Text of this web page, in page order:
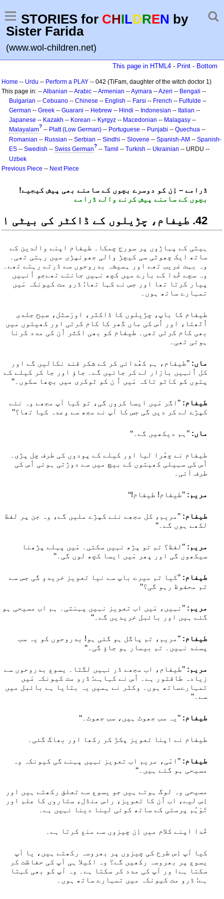
STORIES for CHILDREN by
Sister Farida
(www.wol-children.net)
This page in HTML4 - Print - Bottom
Home -- Urdu -- Perform a PLAY -- 042 (TiFam, daughter of the witch doctor 1)
This page in: --Albanian --Arabic --Armenian --Aymara --Azeri -- Bengali --
Bulgarian -- Cebuano -- Chinese -- English -- Farsi -- French -- Fulfulde --
German -- Greek -- Guarani -- Hebrew -- Hindi -- Indonesian -- Italian --
Japanese -- Kazakh -- Korean -- Kyrgyz -- Macedonian -- Malagasy --
Malayalam? -- Platt (Low German) -- Portuguese -- Punjabi -- Quechua --
Romanian -- Russian -- Serbian -- Sindhi -- Slovene -- Spanish-AM -- Spanish-
ES -- Swedish -- Swiss German? -- Tamil -- Turkish -- Ukrainian -- URDU --
Uzbek
Previous Piece -- Next Piece
!ڈرامے – اِن کو دوسرے بچوں کے سامنے بھی پیش کیجیے
بچوں کے سامنے پیش کرنے والے ڈرامے
24. طیفام، چڑیلوں کے ڈاکٹر کی بیٹی ۱
ہیٹی کے پہاڑوں پر سورج چمکا۔ طیفام اپنے والدین کے
ساتھ ایک چھوٹی سی کیچڑ والی جھونپڑی میں رہتی تھی۔
وہ بہت غریب تھے اور ہمیشہ بدروحوں سے ڈرتے رہتے تھے۔
وہ سچے خُدا کے بارے میں کچھ نہیں جانتے تھےجو اُنہیں
پیار کرتا تھا اور جس نے کہا تھا: ڈرو مت کیونکہ مَیں
تمہارے ساتھ ہوں۔
طیفام کا باپ، چڑیلوں کا ڈاکٹر، اورَسٹل، صبح جلدی
اُٹھتا، اور اُس کی ماں گھر کا کام کرتی اور کھیتوں میں
بھی کام کرتی تھی۔ طیفام کو بھی اکثر اُن کی مدد کرنا
ہوتی تھی۔
ماں: ’’طیفام، ہم کھُدائی کر کے شکر قند نکالیں گے اور
کل اُنہیں بازار لے کر جائیں گے۔ جاؤ اور جا کر کیلے کے
پتوں کو کاٹو تاکہ مَیں اُ ن کو ٹوکری میں بچھا سکوں۔‘‘
طیفام: ’’اگر مَیں ایسا کروں گی، تو کیا آپ مجھے وہ نئے
کپڑے لے کر دیں گی جس کا آپ نے مجھ سے وعدہ کیا تھا؟‘‘
ماں: ’’ہم دیکھیں گے۔‘‘
طیفام نے چھُرا لیا اور کیلے کے پودوں کی طرف چل پڑی۔
اُس کی سہیلی کھیتوں کے بیچ میں سے دوڑتی ہوئی اُس کی
طرف آئی۔
مریم: ’’طیفام! طیفام!‘‘
طیفام: ’’مریم، کل مجھے نئے کپڑے ملیں گے، وہ جن پر لفظ
لکھے ہوں گے۔‘‘
مریم: ’’لفظ؟ تم تو پڑھ نہیں سکتی۔ مَیں پہلے پڑھنا
سیکھوں گی اور پھر مَیں ایسا کچھ لوں گی۔‘‘
طیفام: ’’کیا تم میرے باپ سے نیا تعویز خریدو گی جس سے
تم محفوظ رہو گی؟‘‘
مریم: ’’نہیں، مَیں اب تعویز نہیں پہنتی۔ ہم اب مسیحی ہو
گئے ہیں اور بائبل خریدیں گے۔‘‘
طیفام: ’’مریم، تم پاگل ہو گئی ہو! بدروحوں کو یہ سب
پسند نہیں۔ تم بیمار ہو جاؤ گی۔‘‘
مریم: ’’طیفام، اب مجھے ڈر نہیں لگتا۔ یسوع بدروحوں سے
زیادہ طاقتور ہے۔ اُس نے کہاہے: ڈرو مت کیونکہ مَیں
تمہارےساتھ ہوں۔ وکٹر نے ہمیں یہ بتایا ہے بائبل میں
سے۔‘‘
طیفام: ’’یہ سب جھوٹ ہیں، سب جھوٹ۔‘‘
طیفام نے اپنا تعویز پکڑ کر رکھا اور بھاگ گئی۔
طیفام: ’’امّی، مریم اب تعویز نہیں پہنے گی کیونکہ وہ
مسیحی ہو گئے ہیں۔‘‘
مسیحی وہ لوگ ہوتے ہیں جو یسوع سے تعلق رکھتے ہیں اور
اِس لیے، اب اُن کا تعویز، راس منڈل، ستاروں کا علم اور
تَوَہُم پرستی کے ساتھ کوئی لینا دینا نہیں ہے۔
خُدا اپنے کلام میں اِن چیزوں سے منع کرتا ہے۔
کیا آپ اِس طرح کی چیزوں پر بھروسہ رکھتے ہیں، یا آپ
یسوع پر بھروسہ رکھیں گے؟ وہ اکیلا ہی آپ کی حفاظت کر
سکتا ہےا ور آپ کی مدد کر سکتا ہے۔ وہ آپ کو بھی کہتا
ہے: ڈرو مت کیونکہ میں تمہارے ساتھ ہوں۔